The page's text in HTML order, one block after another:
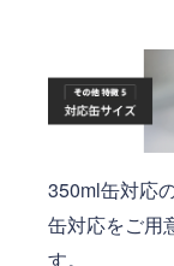
350ml缶対応
缶対応をご用
す。